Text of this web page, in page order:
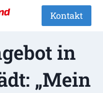
Kontakt
in
„Mein